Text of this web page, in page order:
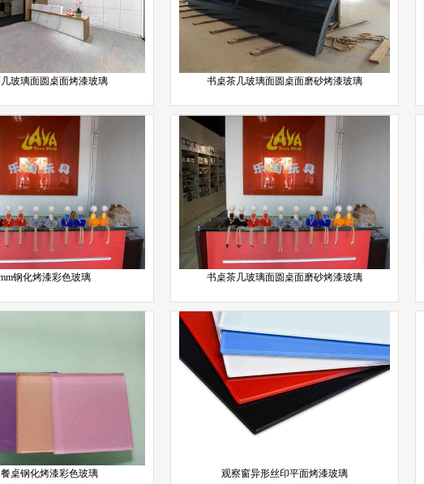
玻璃面圆桌面烤漆玻璃 书桌茶几玻璃面圆桌面磨砂烤漆玻璃
钢化烤漆彩色玻璃 书桌茶几玻璃面圆桌面磨砂烤漆玻璃
桌钢化烤漆彩色玻璃 观察窗异形丝印平面烤漆玻璃